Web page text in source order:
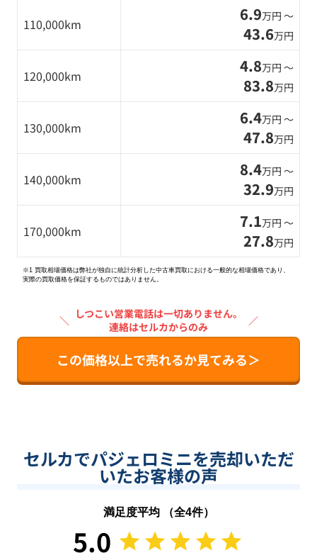
110,000km 6.9万円 〜
43.6万円
120,000km 4.8万円 〜
83.8万円
130,000km 6.4万円 〜
47.8万円
140,000km 8.4万円 〜
32.9万円
170,000km 7.1万円 〜
27.8万円
※1 買取相場価格は弊社が独自に統計分析した中古車買取における一般的な相場価格であり、
実際の買取価格を保証するものではありません。
＼ しつこい営業電話は一切ありません。
連絡はセルカからのみ
／
この価格以上で売れるか見てみる＞
セルカでパジェロミニを売却いただ
いたお客様の声
満足度平均 （全4件）
5.0